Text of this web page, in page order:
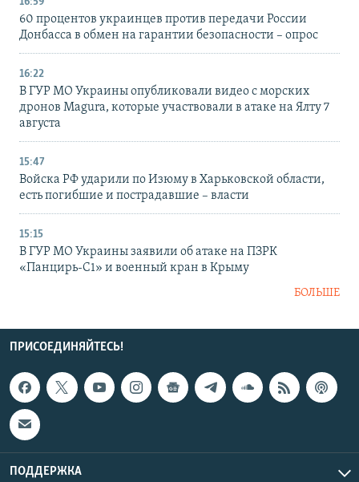
60 процентов украинцев против передачи России
Донбасса в обмен на гарантии безопасности – опрос
16:22
В ГУР МО Украины опубликовали видео с морских
дронов Magura, которые участвовали в атаке на Ялту 7
августа
15:47
Войска РФ ударили по Изюму в Харьковской области,
есть погибшие и пострадавшие – власти
15:15
В ГУР МО Украины заявили об атаке на ПЗРК
«Панцирь-С1» и военный кран в Крыму
БОЛЬШЕ
ПРИСОЕДИНЯЙТЕСЬ!
ПОДДЕРЖКА